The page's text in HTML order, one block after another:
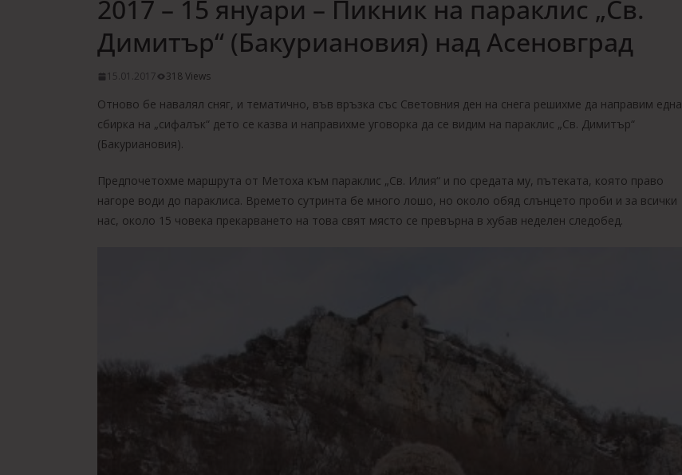
2017 – 15 януари – Пикник на параклис „Св.
Димитър“ (Бакуриановия) над Асеновград
15.01.2017 318 Views
Отново бе навалял сняг, и тематично, във връзка със Световния ден на снега решихме да направим една
сбирка на „сифалък“ дето се казва и направихме уговорка да се видим на параклис „Св. Димитър“
(Бакуриановия).
Предпочетохме маршрута от Метоха към параклис „Св. Илия“ и по средата му, пътеката, която право
нагоре води до параклиса. Времето сутринта бе много лошо, но около обяд слънцето проби и за всички
нас, около 15 човека прекарването на това свят място се превърна в хубав неделен следобед.